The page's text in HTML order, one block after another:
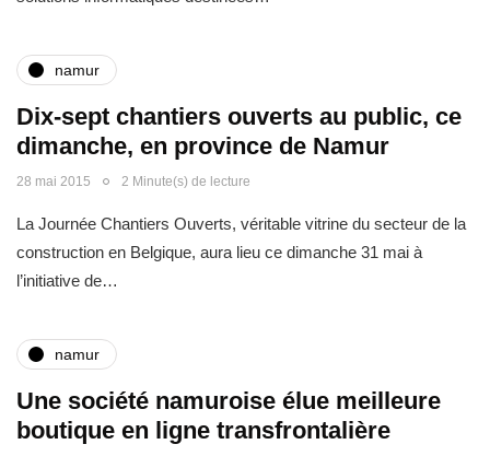
namur
Dix-sept chantiers ouverts au public, ce
dimanche, en province de Namur
28 mai 2015 2 Minute(s) de lecture
La Journée Chantiers Ouverts, véritable vitrine du secteur de la
construction en Belgique, aura lieu ce dimanche 31 mai à
l’initiative de…
namur
Une société namuroise élue meilleure
boutique en ligne transfrontalière